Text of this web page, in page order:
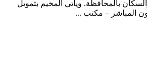
بالمحافظة. ويأتي المخيم بتمويل
المباشر – مكتب ...